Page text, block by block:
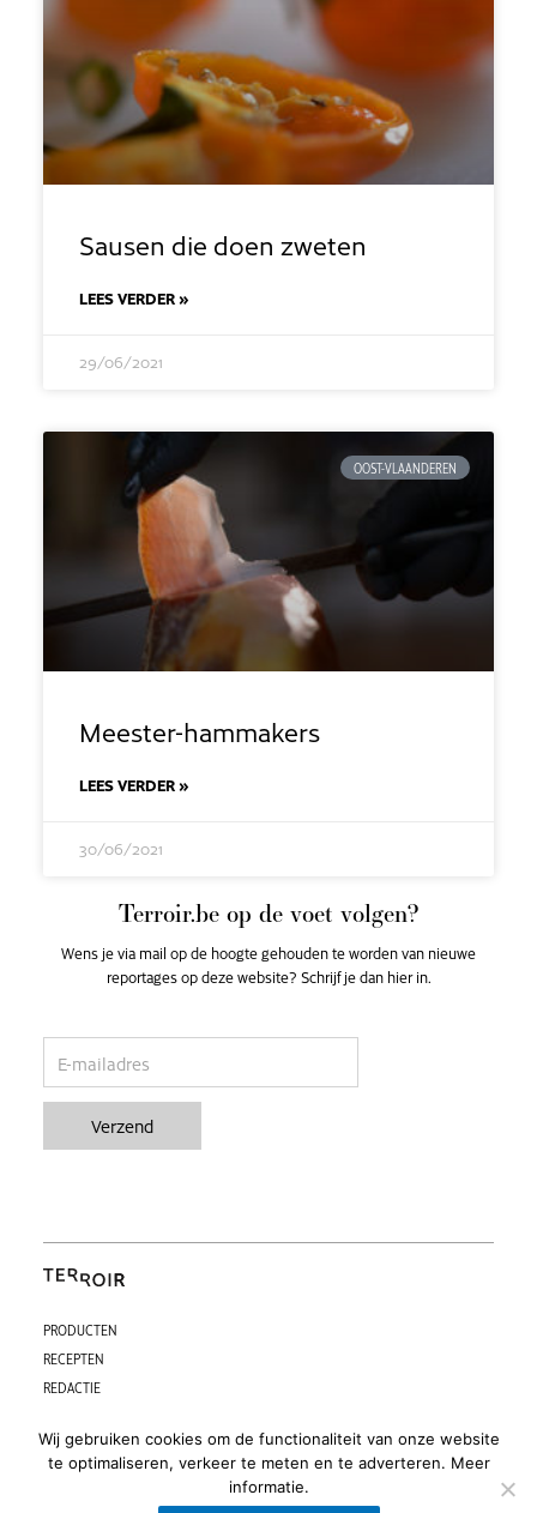
Sausen die doen zweten
LEES VERDER »
29/06/2021
OOST-VLAANDEREN
Meester-hammakers
LEES VERDER »
30/06/2021
Terroir.be op de voet volgen?
Wens je via mail op de hoogte gehouden te worden van nieuwe
reportages op deze website? Schrijf je dan hier in.
Verzend
PRODUCTEN
RECEPTEN
REDACTIE
PARTNERS
Wij gebruiken cookies om de functionaliteit van onze website
te optimaliseren, verkeer te meten en te adverteren. Meer
informatie.